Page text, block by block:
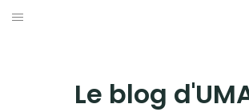
Aller
Le blog